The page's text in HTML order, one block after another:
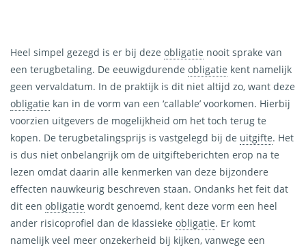
Heel simpel gezegd is er bij deze obligatie nooit sprake van
een terugbetaling. De eeuwigdurende obligatie kent namelijk
geen vervaldatum. In de praktijk is dit niet altijd zo, want deze
obligatie kan in de vorm van een ‘callable’ voorkomen. Hierbij
voorzien uitgevers de mogelijkheid om het toch terug te
kopen. De terugbetalingsprijs is vastgelegd bij de uitgifte. Het
is dus niet onbelangrijk om de uitgifteberichten erop na te
lezen omdat daarin alle kenmerken van deze bijzondere
effecten nauwkeurig beschreven staan. Ondanks het feit dat
dit een obligatie wordt genoemd, kent deze vorm een heel
ander risicoprofiel dan de klassieke obligatie. Er komt
namelijk veel meer onzekerheid bij kijken, vanwege een